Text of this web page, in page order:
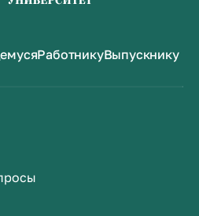
РаботникуВыпускнику